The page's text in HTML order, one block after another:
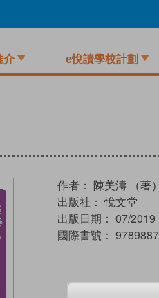
介 e悅讀學校計劃
作者： 陳美濤 （著）
出版社： 悅文堂
出版日期： 07/2019
國際書號：